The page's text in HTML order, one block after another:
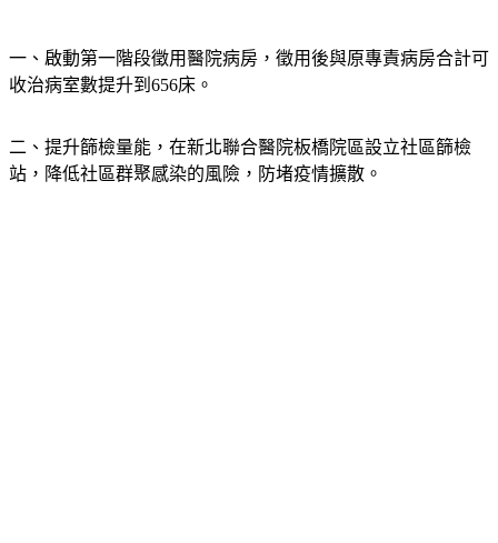
一、啟動第一階段徵用醫院病房，徵用後與原專責病房合計可
二、提升篩檢量能，在新北聯合醫院板橋院區設立社區篩檢